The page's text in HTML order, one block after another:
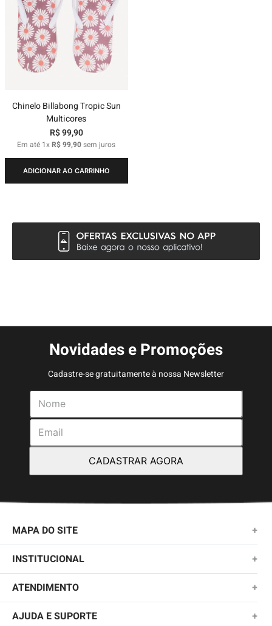
Chinelo Billabong Tropic Sun
Multicores
R$99,90
Em até 1xR$99,90sem juros
ADICIONAR AO CARRINHO
Novidades e Promoções
Cadastre-se gratuitamente à nossa Newsletter
CADASTRAR AGORA
MAPA DO SITE +
NOVIDADES
MASCULINO
KIDS
INSTITUCIONAL +
SOBRE NÓS
TROCAS E DEVOLUÇÕES
ATENDIMENTO +
(11)2010-1028
AJUDA E SUPORTE +